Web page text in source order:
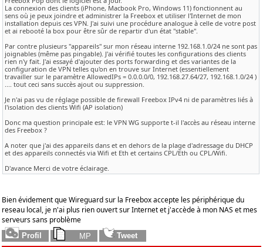
La connexion des clients (iPhone, Macbook Pro, Windows 11) fonctionnent au
sens où je peux joindre et administrer la Freebox et utiliser l'Internet de mon
installation depuis ces VPN. J'ai suivi une procédure analogue à celle de votre post
et ai rebooté la box pour être sûr de repartir d'un état "stable".
Par contre plusieurs "appareils" sur mon réseau interne 192.168.1.0/24 ne sont pas
joignables (même pas pingable). J'ai vérifié toutes les configurations des clients
rien n'y fait. J'ai essayé d'ajouter des ports forwarding et des variantes de la
configuration de VPN telles qu'on en trouve sur Internet (essentiellement
travailler sur le paramètre AllowedIPs = 0.0.0.0/0, 192.168.27.64/27, 192.168.1.0/24 )
.... tout ceci sans succès ajout ou suppression.
Je n'ai pas vu de réglage possible de firewall Freebox IPv4 ni de paramètres liés à
l'isolation des clients Wifi (AP isolation)
Donc ma question principale est: le VPN WG supporte t-il l'accès au réseau interne
des Freebox ?
A noter que j'ai des appareils dans et en dehors de la plage d'adressage du DHCP
et des appareils connectés via Wifi et Eth et certains CPL/Eth ou CPL/Wifi.
D'avance Merci de votre éclairage.
Bien évidement que Wireguard sur la Freebox accepte les périphérique du
reseau local, je n'ai plus rien ouvert sur Internet et j'accède à mon NAS et mes
serveurs sans problème